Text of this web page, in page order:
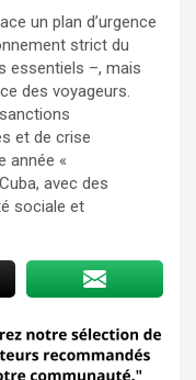
un plan d’urgence
strict du
essentiels –, mais
des voyageurs.
et de crise
année «
avec des
sociale et